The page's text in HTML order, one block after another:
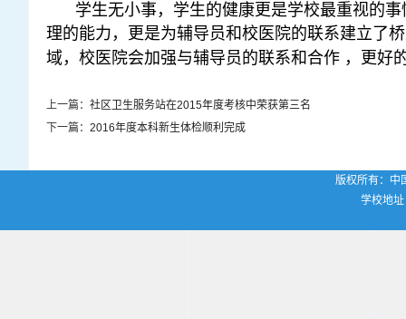
学生无小事，学生的健康更是学校最重视的
理的能力，更是为辅导员和校医院的联系建立了
域，校医院会加强与辅导员的联系和合作 ，更好
上一篇： 社区卫生服务站在2015年度考核中荣获第三名
下一篇： 2016年度本科新生体检顺利完成
版权所有：中
学校地